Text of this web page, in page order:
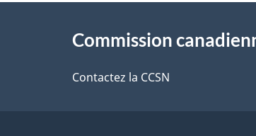
a
i
proposCommission
Contactez la CCSN